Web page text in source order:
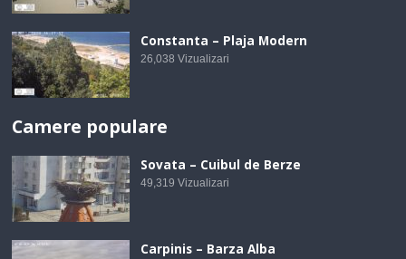
Constanta – Plaja Modern
26,038 Vizualizari
Camere populare
Sovata – Cuibul de Berze
49,319 Vizualizari
Carpinis – Barza Alba